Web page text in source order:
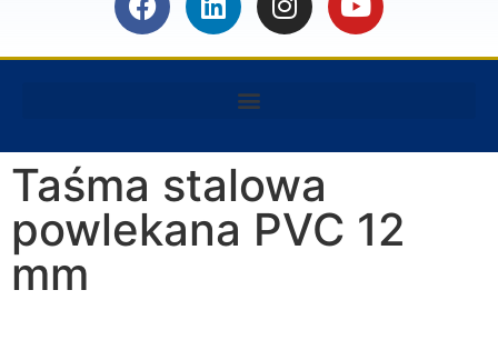
Taśma stalowa
powlekana PVC 12
mm